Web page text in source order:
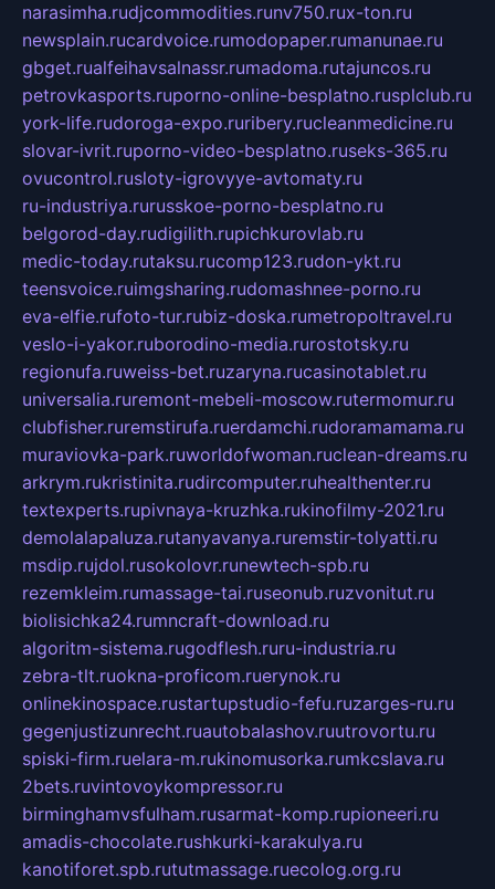
narasimha.rudjcommodities.runv750.rux-ton.ru
newsplain.rucardvoice.rumodopaper.rumanunae.ru
gbget.rualfeihavsalnassr.rumadoma.rutajuncos.ru
petrovkasports.ruporno-online-besplatno.rusplclub.ru
york-life.rudoroga-expo.ruribery.rucleanmedicine.ru
slovar-ivrit.ruporno-video-besplatno.ruseks-365.ru
ovucontrol.rusloty-igrovyye-avtomaty.ru
ru-industriya.rurusskoe-porno-besplatno.ru
belgorod-day.rudigilith.rupichkurovlab.ru
medic-today.rutaksu.rucomp123.rudon-ykt.ru
teensvoice.ruimgsharing.rudomashnee-porno.ru
eva-elfie.rufoto-tur.rubiz-doska.rumetropoltravel.ru
veslo-i-yakor.ruborodino-media.rurostotsky.ru
regionufa.ruweiss-bet.ruzaryna.rucasinotablet.ru
universalia.ruremont-mebeli-moscow.rutermomur.ru
clubfisher.ruremstirufa.ruerdamchi.rudoramamama.ru
muraviovka-park.ruworldofwoman.ruclean-dreams.ru
arkrym.rukristinita.rudircomputer.ruhealthenter.ru
textexperts.rupivnaya-kruzhka.rukinofilmy-2021.ru
demolalapaluza.rutanyavanya.ruremstir-tolyatti.ru
msdip.rujdol.rusokolovr.runewtech-spb.ru
rezemkleim.rumassage-tai.ruseonub.ruzvonitut.ru
biolisichka24.rumncraft-download.ru
algoritm-sistema.rugodflesh.ruru-industria.ru
zebra-tlt.ruokna-proficom.ruerynok.ru
onlinekinospace.rustartupstudio-fefu.ruzarges-ru.ru
gegenjustizunrecht.ruautobalashov.ruutrovortu.ru
spiski-firm.ruelara-m.rukinomusorka.rumkcslava.ru
2bets.ruvintovoykompressor.ru
birminghamvsfulham.rusarmat-komp.rupioneeri.ru
amadis-chocolate.rushkurki-karakulya.ru
kanotiforet.spb.rututmassage.ruecolog.org.ru